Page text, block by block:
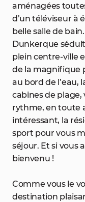
aménagées
d’un téléviseur à
belle salle de
Dunkerque
plein centre-ville
de la magnifique
au bord de l’eau,
cabines de
rythme, en toute
intéressant, la
sport pour vous
séjour. Et si vous
bienvenu !
Comme vous le
destination